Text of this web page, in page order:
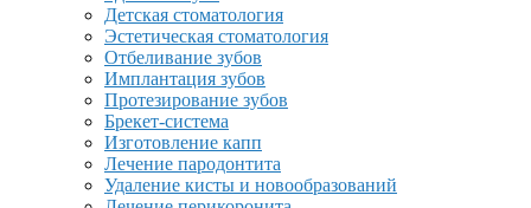
Детская стоматология
Эстетическая стоматология
Отбеливание зубов
Имплантация зубов
Протезирование зубов
Брекет-система
Изготовление капп
Лечение пародонтита
Удаление кисты и новообразований